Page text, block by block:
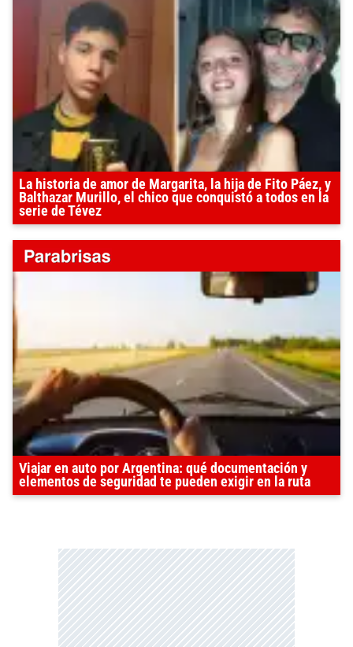
La historia de amor de Margarita, la hija de Fito Páez, y
Balthazar Murillo, el chico que conquistó a todos en la
serie de Tévez
Viajar en auto por Argentina: qué documentación y
elementos de seguridad te pueden exigir en la ruta